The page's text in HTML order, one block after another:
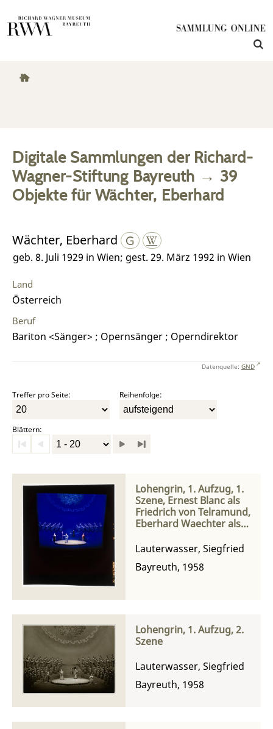
Digitale Sammlungen der Richard-
Wagner-Stiftung Bayreuth → 39
Objektefür Wächter, Eberhard
Wächter, Eberhard
geb. 8. Juli 1929 in Wien; gest. 29. März 1992 in Wien
Land
Österreich
Beruf
Bariton <Sänger> ; Opernsänger ; Operndirektor
Datenquelle: GND
Treffer pro Seite: Reihenfolge:
Blättern:
Lohengrin, 1. Aufzug, 1.
Szene, Ernest Blanc als
Friedrich von Telramund,
Eberhard Waechter als
Königs und Keith Engen
als Heinrich der Vogler
Lauterwasser, Siegfried
Bayreuth, 1958
Lohengrin, 1. Aufzug, 2.
Szene
Lauterwasser, Siegfried
Bayreuth, 1958